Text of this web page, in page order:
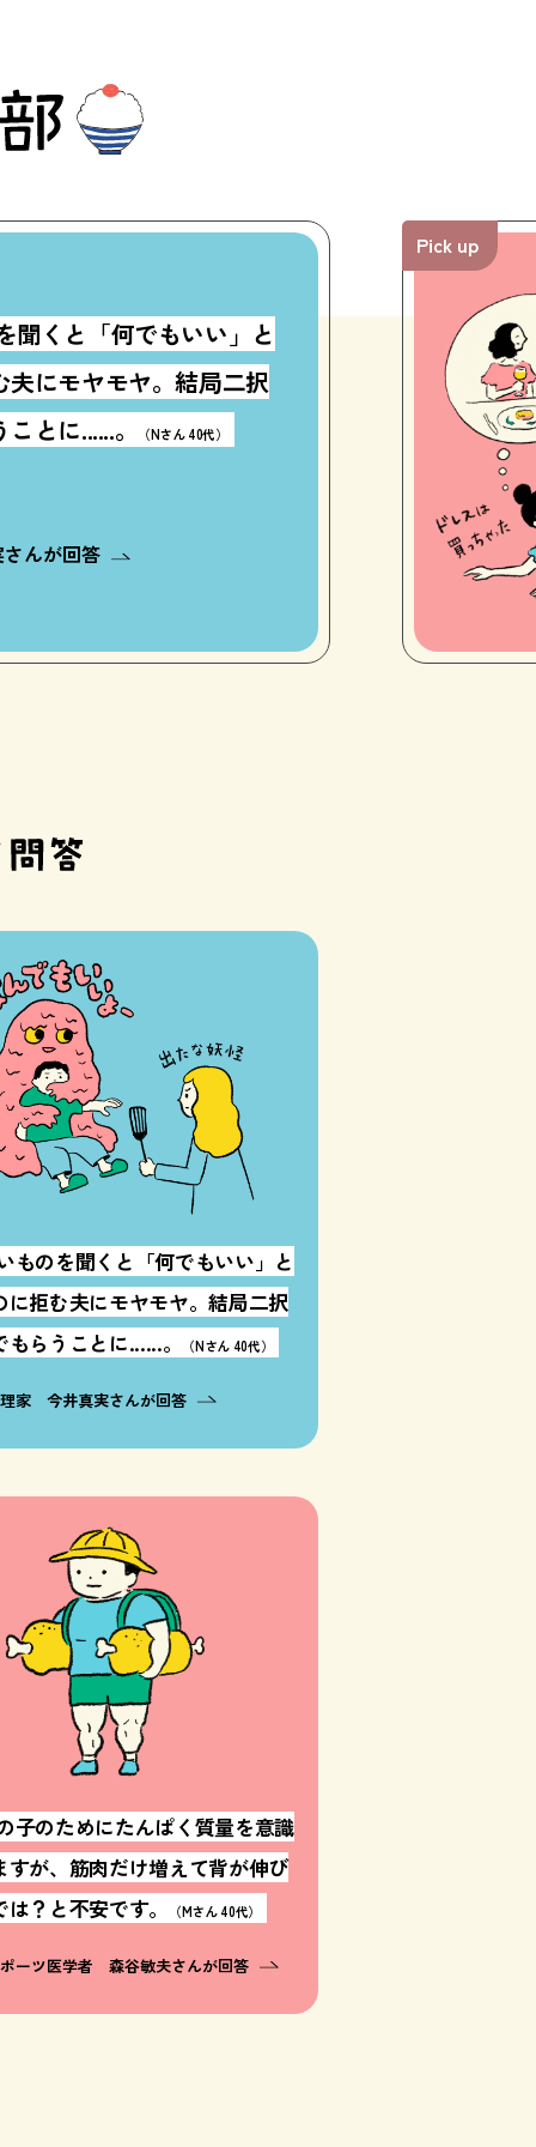
聞くと「何でもいい」と
夫にモヤモヤ。結局二択
とに......。
（Nさん 40代）
んが回答
Pick up
ものを聞くと「何でもいい」と
に拒む夫にモヤモヤ。結局二択
らうことに......。
（Nさん 40代）
家 今井真実さんが回答
子のためにたんぱく質量を意識
すが、筋肉だけ増えて背が伸び
？と不安です。
（Mさん 40代）
ーツ医学者 森谷敏夫さんが回答